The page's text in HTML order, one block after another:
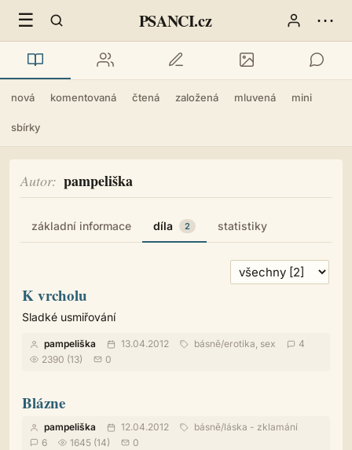
☰ PSANCI.cz ⋯
nová komentovaná čtená založená mluvená mini
sbírky
Autor pampeliška
základní informace díla 2 statistiky
K vrcholu
Sladké usmiřování
pampeliška 13.04.2012 básně/erotika, sex
4
2390 (13)
0
Blázne
pampeliška 12.04.2012 básně/láska - zklamání
6
1645 (14) 0